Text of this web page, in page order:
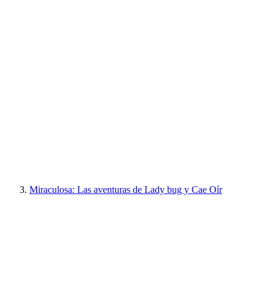
Miraculosa: Las aventuras de Lady bug y Cae Oír